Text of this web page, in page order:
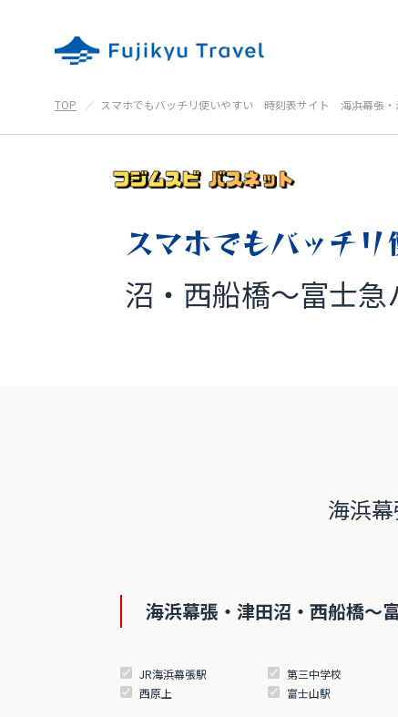
TOP スマホでもバッチリ使いやすい 時刻表サイト 海浜幕張・
スマホでもバッチ
沼・西船橋～富士急
海浜
海浜幕張・津田沼・西船橋～
JR海浜幕張駅 第三中学校
西原上
富士山駅